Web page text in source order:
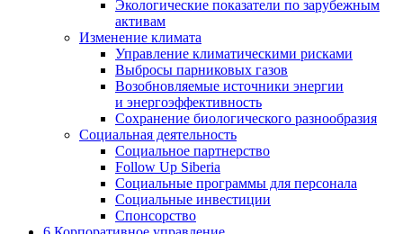
Экологические показатели по зарубежным
активам
Изменение климата
Управление климатическими рисками
Выбросы парниковых газов
Возобновляемые источники энергии
и энергоэффективность
Сохранение биологического разнообразия
Социальная деятельность
Социальное партнерство
Follow Up Siberia
Социальные программы для персонала
Социальные инвестиции
Спонсорство